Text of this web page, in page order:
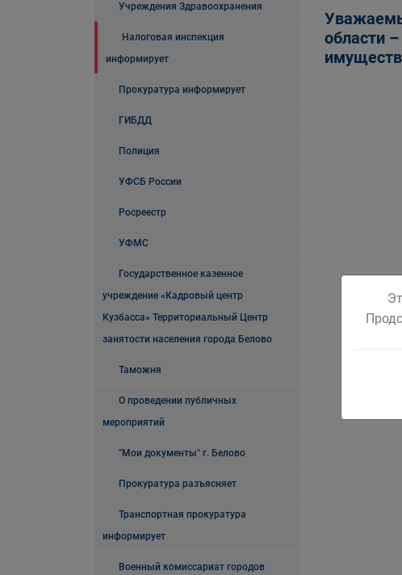
Учреждения Здравоохранения
Налоговая инспекция
информирует
Прокуратура информирует
ГИБДД
Полиция
УФСБ России
Росреестр
УФМС
Государственное казенное
учреждение «Кадровый центр
Кузбасса» Территориальный Центр
занятости населения города Белово
Таможня
О проведении публичных
мероприятий
"Мои документы" г. Белово
Прокуратура разъясняет
Транспортная прокуратура
информирует
Военный комиссариат городов
области